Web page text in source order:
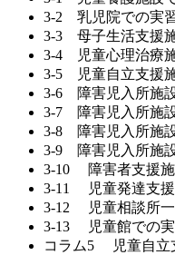
3-2 乳児院での実
3-3 母子生活支援
3-4 児童心理治療
3-5 児童自立支援
3-6 障害児入所施
3-7 障害児入所施
3-8 障害児入所施
3-9 障害児入所施
3-10 障害者支援施
3-11 児童発達支援
3-12 児童相談所一
3-13 児童館での
コラム5 児童自立